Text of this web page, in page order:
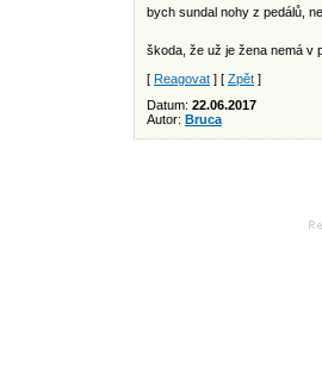
bych sundal nohy z pedálů,
škoda, že už je žena nemá v
[ Reagovat ] [ Zpět ]
Datum: 22.06.2017
Autor: Bruca